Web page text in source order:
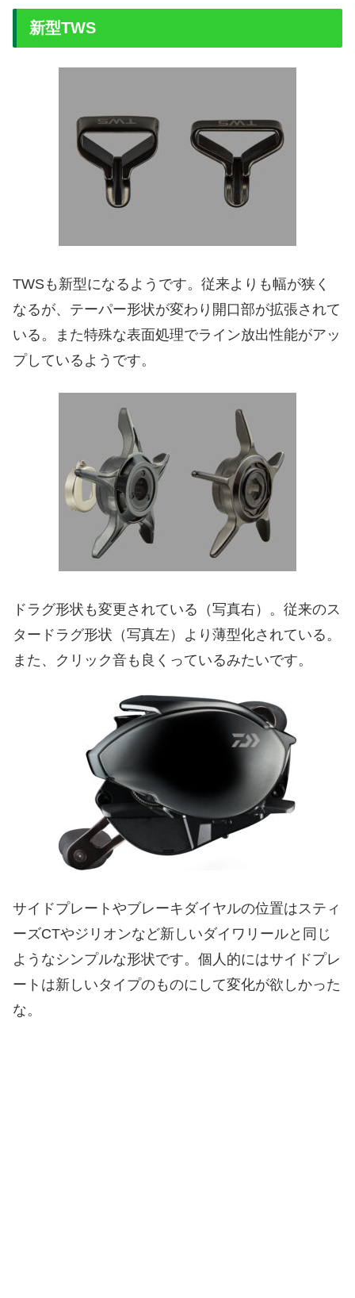
新型TWS
TWSも新型になるようです。従来よりも幅が狭く
なるが、テーパー形状が変わり開口部が拡張されて
いる。また特殊な表面処理でライン放出性能がアッ
プしているようです。
ドラグ形状も変更されている（写真右）。従来のス
タードラグ形状（写真左）より薄型化されている。
また、クリック音も良くっているみたいです。
サイドプレートやブレーキダイヤルの位置はスティ
ーズCTやジリオンなど新しいダイワリールと同じ
ようなシンプルな形状です。個人的にはサイドプレ
ートは新しいタイプのものにして変化が欲しかった
な。